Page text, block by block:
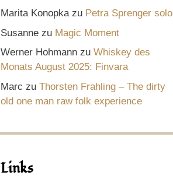
Marita Konopkazu Petra Sprenger solo
Susanne zu Magic Moment
Werner Hohmann zu Whiskey des
Monats August 2025: Finvara
Marc zu Thorsten Frahling – The dirty
old one man raw folk experience
Links